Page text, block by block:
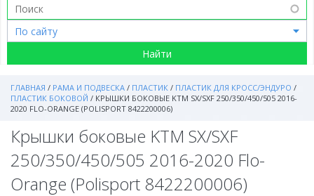
ГЛАВНАЯ / РАМА И ПОДВЕСКА / ПЛАСТИК / ПЛАСТИК ДЛЯ КРОСС/ЭНДУРО /
ПЛАСТИК БОКОВОЙ / КРЫШКИ БОКОВЫЕ KTM SX/SXF 250/350/450/505 2016-
2020 FLO-ORANGE (POLISPORT 8422200006)
Крышки боковые KTM SX/SXF
250/350/450/505 2016-2020 Flo-
Orange (Polisport 8422200006)